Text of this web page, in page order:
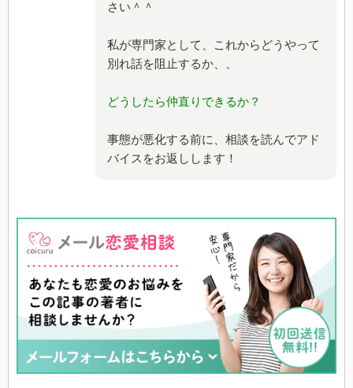
さい＾＾
私が専門家として、これからどうやって
別れ話を阻止するか、、
どうしたら仲直りできるか？
事態が悪化する前に、相談を読んでアド
バイスをお返しします！